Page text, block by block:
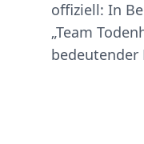
offiziell: In
„Team
bedeutender